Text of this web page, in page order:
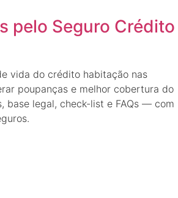
pelo Seguro Crédito
vida do crédito habitação nas
poupanças e melhor cobertura do
base legal, check-list e FAQs — com